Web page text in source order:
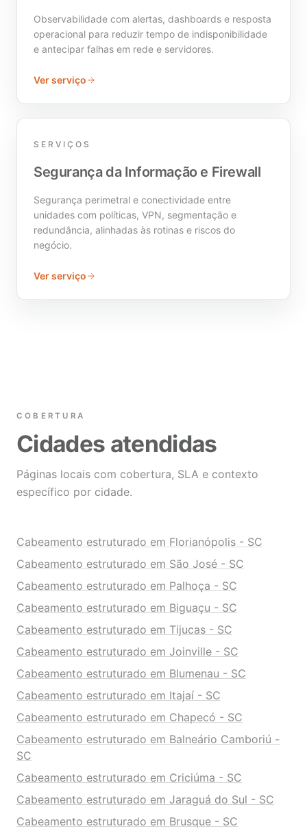
Observabilidade com alertas, dashboards e resposta
operacional para reduzir tempo de indisponibilidade
e antecipar falhas em rede e servidores.
Ver serviço
SERVIÇOS
Segurança da Informação e Firewall
Segurança perimetral e conectividade entre
unidades com políticas, VPN, segmentação e
redundância, alinhadas às rotinas e riscos do
negócio.
Ver serviço
COBERTURA
Cidades atendidas
Páginas locais com cobertura, SLA e contexto
específico por cidade.
Cabeamento estruturado em Florianópolis - SC
Cabeamento estruturado em São José - SC
Cabeamento estruturado em Palhoça - SC
Cabeamento estruturado em Biguaçu - SC
Cabeamento estruturado em Tijucas - SC
Cabeamento estruturado em Joinville - SC
Cabeamento estruturado em Blumenau - SC
Cabeamento estruturado em Itajaí - SC
Cabeamento estruturado em Chapecó - SC
Cabeamento estruturado em Balneário Camboriú -
SC
Cabeamento estruturado em Criciúma - SC
Cabeamento estruturado em Jaraguá do Sul - SC
Cabeamento estruturado em Brusque - SC